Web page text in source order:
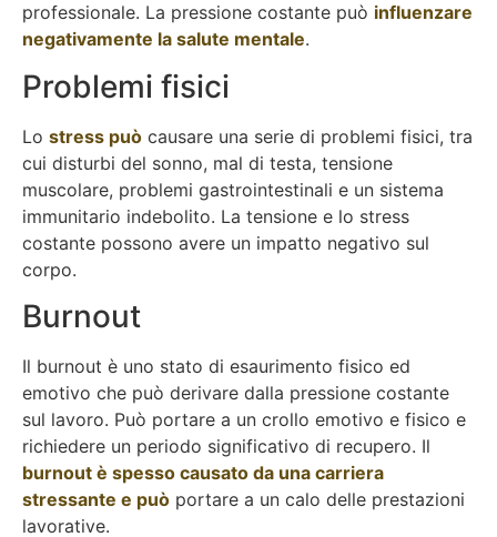
professionale. La pressione costante può influenzare
negativamente la salute mentale.
Problemi fisici
Lo stress può causare una serie di problemi fisici, tra
cui disturbi del sonno, mal di testa, tensione
muscolare, problemi gastrointestinali e un sistema
immunitario indebolito. La tensione e lo stress
costante possono avere un impatto negativo sul
corpo.
Burnout
Il burnout è uno stato di esaurimento fisico ed
emotivo che può derivare dalla pressione costante
sul lavoro. Può portare a un crollo emotivo e fisico e
richiedere un periodo significativo di recupero. Il
burnout è spesso causato da una carriera
stressante e può portare a un calo delle prestazioni
lavorative.